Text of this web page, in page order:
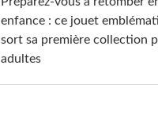
enfance : ce jouet
sort sa première collection
adultes